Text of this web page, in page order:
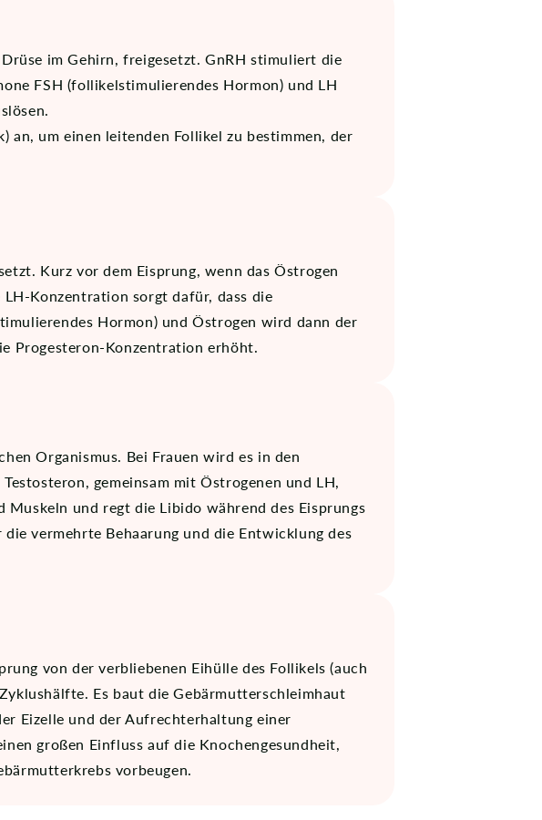
im Gehirn, freigesetzt. GnRH stimuliert die
FSH (follikelstimulierendes Hormon) und LH
an, um einen leitenden Follikel zu bestimmen, der
Kurz vor dem Eisprung, wenn das Östrogen
Konzentration sorgt dafür, dass die
Hormon) und Östrogen wird dann der
Progesteron-Konzentration erhöht.
Organismus. Bei Frauen wird es in den
gemeinsam mit Östrogenen und LH,
und regt die Libido während des Eisprungs
vermehrte Behaarung und die Entwicklung des
von der verbliebenen Eihülle des Follikels (auch
Es baut die Gebärmutterschleimhaut
Eizelle und der Aufrechterhaltung einer
großen Einfluss auf die Knochengesundheit,
vorbeugen.